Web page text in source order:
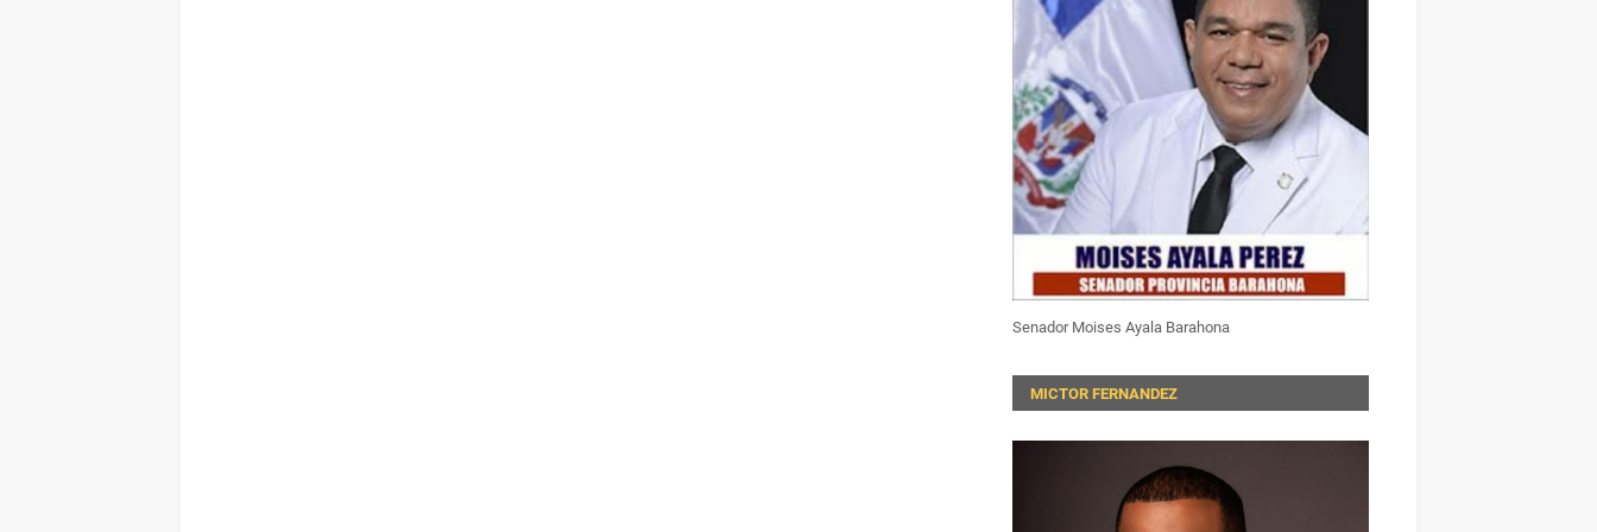
Senador Moises Ayala Barahona
MICTOR FERNANDEZ